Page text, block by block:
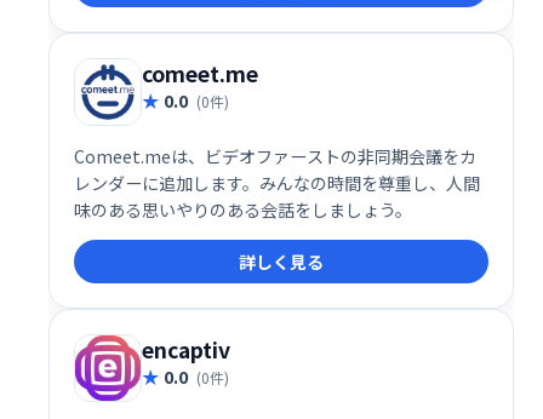
comeet.me
0.0 (0件)
Comeet.meは、ビデオファーストの非同期会議をカ
レンダーに追加します。みんなの時間を尊重し、人間
味のある思いやりのある会話をしましょう。
詳しく見る
encaptiv
0.0 (0件)